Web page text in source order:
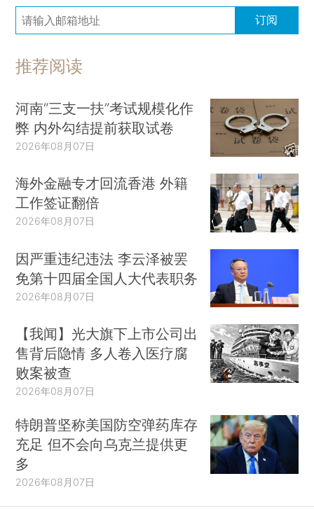
订阅
推荐阅读
河南“三支一扶”考试规模化作
弊 内外勾结提前获取试卷
2026年08月07日
海外金融专才回流香港 外籍
工作签证翻倍
2026年08月07日
因严重违纪违法 李云泽被罢
免第十四届全国人大代表职务
2026年08月07日
【我闻】光大旗下上市公司出
售背后隐情 多人卷入医疗腐
败案被查
2026年08月07日
特朗普坚称美国防空弹药库存
充足 但不会向乌克兰提供更
多
2026年08月07日